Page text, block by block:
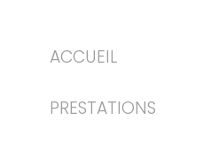
ACCUEIL
PRESTATIONS